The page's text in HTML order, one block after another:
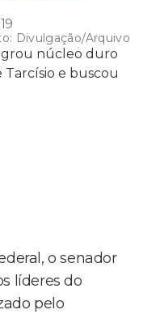
Divulgação/Arquivo
o senador
líderes do
pelo